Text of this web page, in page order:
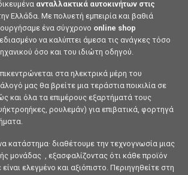
ανταλλακτικά αυτοκινήτων στις
Ελλάδα. Με πολυετή εμπειρία και βαθιά
ένα σύγχρονο online shop
να καλύπτει άμεσα τις ανάγκες τόσο
όσο και του ιδιώτη οδηγού.
στα ηλεκτρικά μέρη του
μας θα βρείτε μια τεράστια ποικιλία σε
και όλα τα επιμέρους εξαρτήματά τους
ρουλεμάν) για επιβατικά, φορτηγά
κατάστημα· διαθέτουμε την τεχνογνωσία μιας
μονάδας , εξασφαλίζοντας ότι κάθε προϊόν
ελεγμένο και αξιόπιστο. Περιηγηθείτε στη